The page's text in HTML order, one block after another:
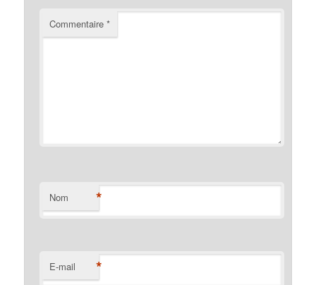
Commentaire*
Nom *
E-mail *